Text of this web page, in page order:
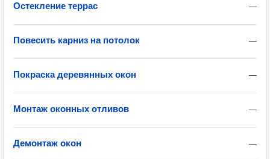
—
Остекление террас
—
Повесить карниз на потолок
—
Покраска деревянных окон
—
Монтаж оконных отливов
—
Демонтаж окон